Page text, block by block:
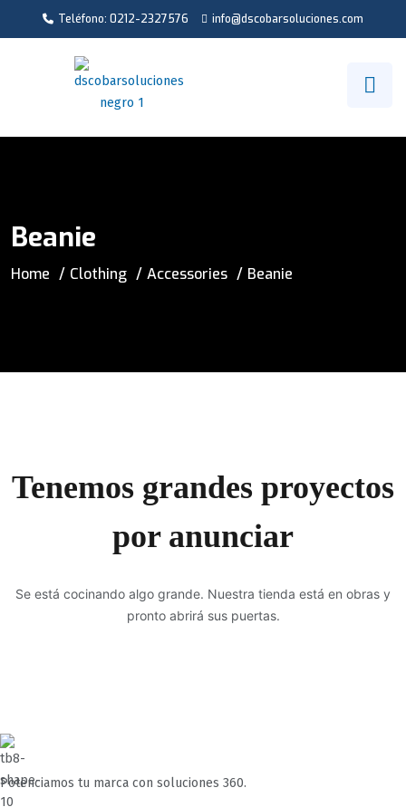
Teléfono: 0212-2327576 info@dscobarsoluciones.com
Beanie
Home Clothing Accessories Beanie
Tenemos grandes proyectos
por anunciar
Se está cocinando algo grande. Nuestra tienda está en obras y
pronto abrirá sus puertas.
Potenciamos tu marca con soluciones 360.